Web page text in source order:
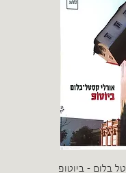
בלום - ביוטופ